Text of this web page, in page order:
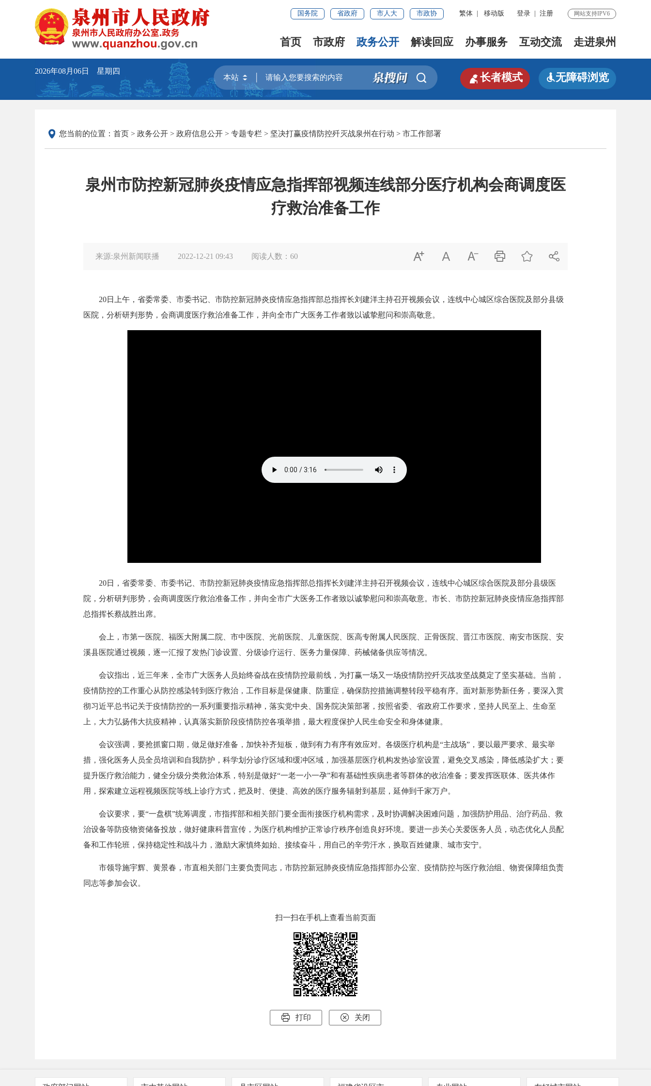
国务院 省政府 市人大 市政协 繁体 移动版 登录 注册 网站支持IPV6
首页 市政府 政务公开 解读回应 办事服务 互动交流 走进泉州
2026年08月06日 星期四
 长者模式 无障碍浏览
您当前的位置： 首页 > 政务公开 > 政府信息公开 > 专题专栏 > 坚决打赢疫情防控歼灭战泉州在行动 > 市工作部署
泉州市防控新冠肺炎疫情应急指挥部视频连线部分医疗机构会商调度医
疗救治准备工作
来源:泉州新闻联播 2022-12-21 09:43 阅读人数： 60      
20日上午，省委常委、市委书记、市防控新冠肺炎疫情应急指挥部总指挥长刘建洋主持召开视频会议，连线中心城区综合医院及部分县级
医院，分析研判形势，会商调度医疗救治准备工作，并向全市广大医务工作者致以诚挚慰问和崇高敬意。
20日，省委常委、市委书记、市防控新冠肺炎疫情应急指挥部总指挥长刘建洋主持召开视频会议，连线中心城区综合医院及部分县级医
院，分析研判形势，会商调度医疗救治准备工作，并向全市广大医务工作者致以诚挚慰问和崇高敬意。市长、市防控新冠肺炎疫情应急指挥部
总指挥长蔡战胜出席。
会上，市第一医院、福医大附属二院、市中医院、光前医院、儿童医院、医高专附属人民医院、正骨医院、晋江市医院、南安市医院、安
溪县医院通过视频，逐一汇报了发热门诊设置、分级诊疗运行、医务力量保障、药械储备供应等情况。
会议指出，近三年来，全市广大医务人员始终奋战在疫情防控最前线，为打赢一场又一场疫情防控歼灭战攻坚战奠定了坚实基础。当前，
疫情防控的工作重心从防控感染转到医疗救治，工作目标是保健康、防重症，确保防控措施调整转段平稳有序。面对新形势新任务，要深入贯
彻习近平总书记关于疫情防控的一系列重要指示精神，落实党中央、国务院决策部署，按照省委、省政府工作要求，坚持人民至上、生命至
上，大力弘扬伟大抗疫精神，认真落实新阶段疫情防控各项举措，最大程度保护人民生命安全和身体健康。
会议强调，要抢抓窗口期，做足做好准备，加快补齐短板，做到有力有序有效应对。各级医疗机构是“主战场”，要以最严要求、最实举
措，强化医务人员全员培训和自我防护，科学划分诊疗区域和缓冲区域，加强基层医疗机构发热诊室设置，避免交叉感染，降低感染扩大；要
提升医疗救治能力，健全分级分类救治体系，特别是做好“一老一小一孕”和有基础性疾病患者等群体的收治准备；要发挥医联体、医共体作
用，探索建立远程视频医院等线上诊疗方式，把及时、便捷、高效的医疗服务辐射到基层，延伸到千家万户。
会议要求，要“一盘棋”统筹调度，市指挥部和相关部门要全面衔接医疗机构需求，及时协调解决困难问题，加强防护用品、治疗药品、救
治设备等防疫物资储备投放，做好健康科普宣传，为医疗机构维护正常诊疗秩序创造良好环境。要进一步关心关爱医务人员，动态优化人员配
备和工作轮班，保持稳定性和战斗力，激励大家慎终如始、接续奋斗，用自己的辛劳汗水，换取百姓健康、城市安宁。
市领导施宇辉、黄景春，市直相关部门主要负责同志，市防控新冠肺炎疫情应急指挥部办公室、疫情防控与医疗救治组、物资保障组负责
同志等参加会议。
扫一扫在手机上查看当前页面
 打印  关闭